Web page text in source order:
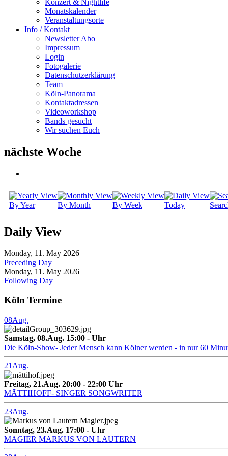
Konzert & Nightlife
Monatskalender
Veranstaltungsorte
Info / Kontakt
Newsletter Abo
Impressum
Login
Fotogalerie
Datenschutzerklärung
Team
Köln-Panorama
Kontaktadressen
Videoworkshop
Bands gesucht
Wir suchen Euch
nächste Woche
By Year By Month By Week Today
Daily View
Monday, 11. May 2026
Preceding Day
Monday, 11. May 2026
Following Day
Köln Termine
08Aug.
Samstag, 08.Aug. 15:00 - Uhr
Die Köln-Show- Jeder Mensch kann Kölner werden - in nur 60
21 Aug.
Freitag, 21.Aug. 20:00 - 22:00 Uhr
MĀTTIHOFF- SINGER SONGWRITER
23Aug.
Sonntag, 23.Aug. 17:00 - Uhr
MAGIER MARKUS VON LAUTERN